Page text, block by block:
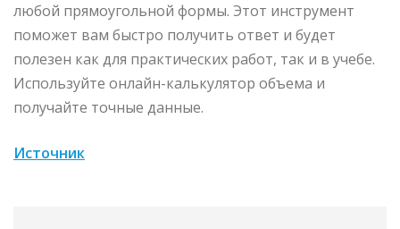
любой прямоугольной формы. Этот инструмент
поможет вам быстро получить ответ и будет
полезен как для практических работ, так и в учебе.
Используйте онлайн-калькулятор объема и
получайте точные данные.
Источник